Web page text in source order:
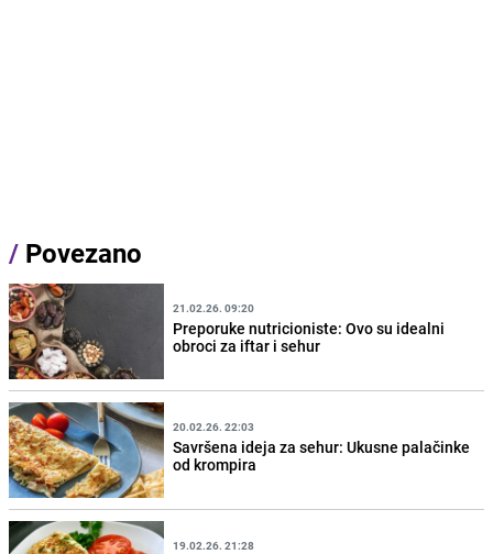
/ Povezano
21.02.26. 09:20
Preporuke nutricioniste: Ovo su idealni
obroci za iftar i sehur
20.02.26. 22:03
Savršena ideja za sehur: Ukusne palačinke
od krompira
19.02.26. 21:28